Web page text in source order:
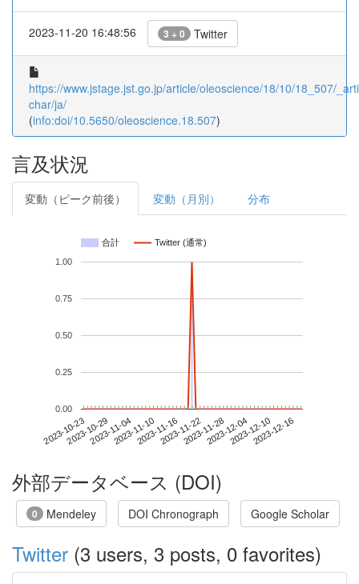
2023-11-20 16:48:56 3 + 0 Twitter
https://www.jstage.jst.go.jp/article/oleoscience/18/10/18_507/
char/ja/
(info:doi/10.5650/oleoscience.18.507)
言及状況
変動（ピーク前後） 変動（月別） 分布
合計 Twitter (通常)
2023-10-232023-10-292023-11-042023-11-102023-11-162023-11-222023-11-282023-12-042023-12-102023-12-16
0.00
0.25
0.50
0.75
1.00
外部データベース (DOI)
0 Mendeley DOI Chronograph Google Scholar
Twitter (3 users, 3 posts, 0 favorites)